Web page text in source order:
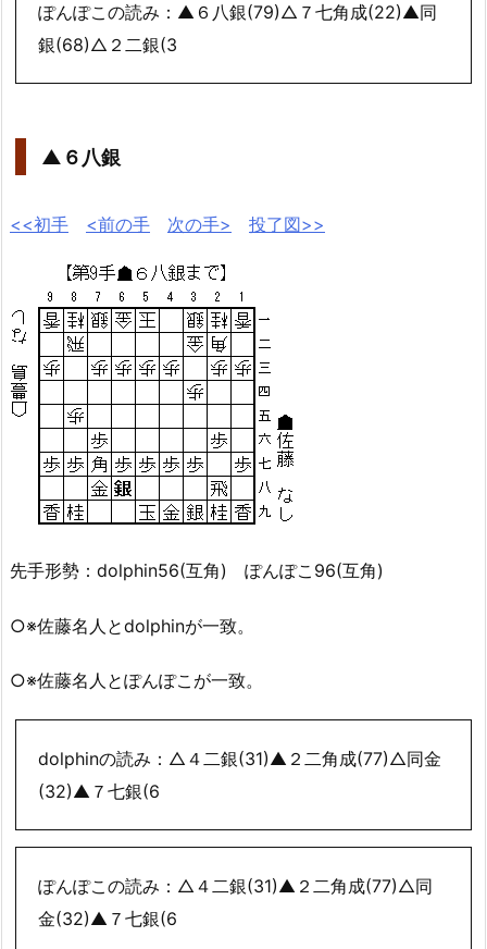
ぽんぽこの読み：▲６八銀(79)△７七角成(22)▲同
銀(68)△２二銀(3
▲６八銀
<<初手 <前の手 次の手> 投了図>>
先手形勢：dolphin56(互角) ぽんぽこ96(互角)
○※佐藤名人とdolphinが一致。
○※佐藤名人とぽんぽこが一致。
dolphinの読み：△４二銀(31)▲２二角成(77)△同金
(32)▲７七銀(6
ぽんぽこの読み：△４二銀(31)▲２二角成(77)△同
金(32)▲７七銀(6